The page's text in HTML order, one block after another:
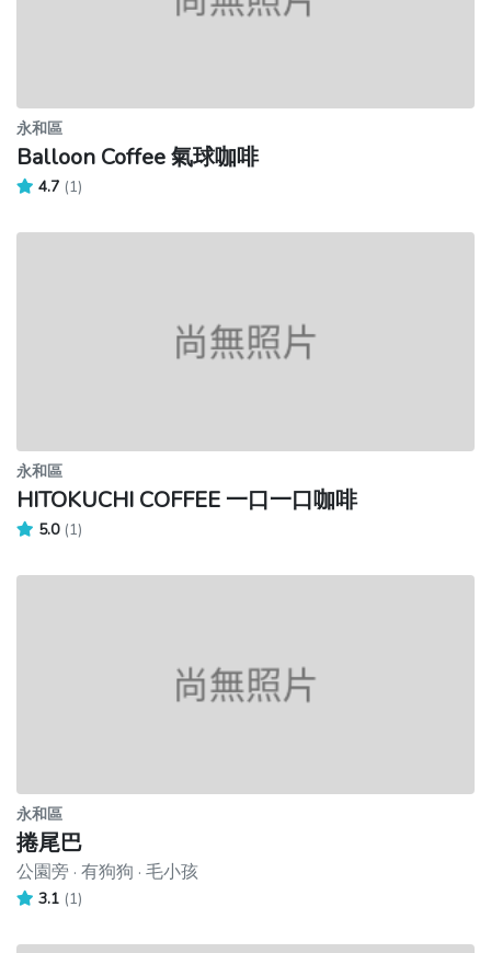
永和區
Balloon Coffee 氣球咖啡
4.7 (1)
永和區
HITOKUCHI COFFEE 一口一口咖啡
5.0 (1)
永和區
捲尾巴
公園旁 · 有狗狗 · 毛小孩
3.1 (1)